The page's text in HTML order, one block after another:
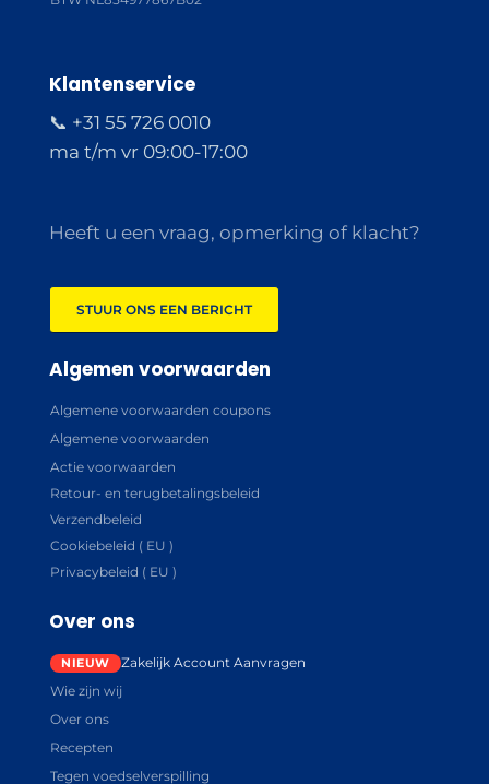
Klantenservice
📞 +31 55 726 0010
ma t/m vr 09:00-17:00
Heeft u een vraag, opmerking of klacht?
STUUR ONS EEN BERICHT
Algemen voorwaarden
Algemene voorwaarden coupons
Algemene voorwaarden
Actie voorwaarden
Retour- en terugbetalingsbeleid
Verzendbeleid
Cookiebeleid ( EU )
Privacybeleid ( EU )
Over ons
Zakelijk Account Aanvragen
Wie zijn wij
Over ons
Recepten
Tegen voedselverspilling